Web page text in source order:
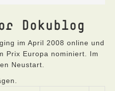
Dokublog
im April 2008 online und
Prix Europa nominiert. Im
Neustart.